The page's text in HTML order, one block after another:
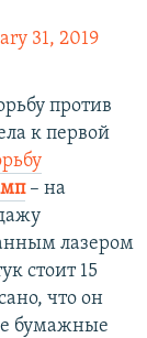
31, 2019
против
к первой
– на
лазером
стоит 15
что он
бумажные